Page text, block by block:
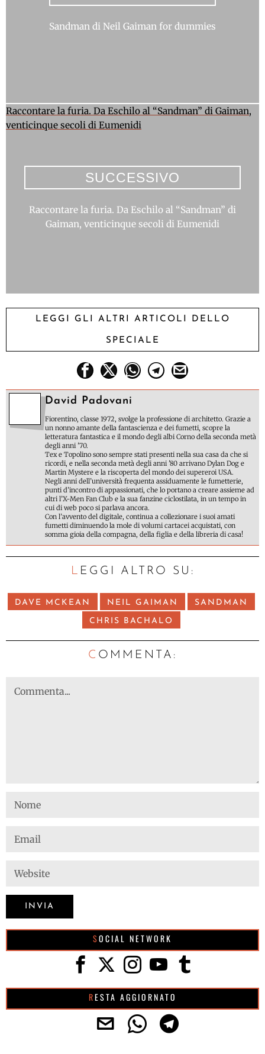
Sandman di Neil Gaiman for dummies
SUCCESSIVO
Raccontare la furia. Da Eschilo al “Sandman” di
Gaiman, venticinque secoli di Eumenidi
Raccontare la furia. Da Eschilo al “Sandman” di Gaiman,
venticinque secoli di Eumenidi
LEGGI GLI ALTRI ARTICOLI DELLO
SPECIALE
David Padovani
Fiorentino, classe 1972, svolge la professione di architetto. Grazie a
un nonno amante della fantascienza e dei fumetti, scopre la
letteratura fantastica e il mondo degli albi Corno della seconda metà
degli anni '70.
Tex e Topolino sono sempre stati presenti nella sua casa da che si
ricordi, e nella seconda metà degli anni '80 arrivano Dylan Dog e
Martin Mystere e la riscoperta del mondo dei supereroi USA.
Negli anni dell’università frequenta assiduamente le fumetterie,
punti d’incontro di appassionati, che lo portano a creare assieme ad
altri l’X-Men Fan Club e la sua fanzine ciclostilata, in un tempo in
cui di web poco si parlava ancora.
Con l’avvento del digitale, continua a collezionare i suoi amati
fumetti diminuendo la mole di volumi cartacei acquistati, con
somma gioia della compagna, della figlia e della libreria di casa!
LEGGI ALTRO SU:
DAVE MCKEAN NEIL GAIMAN SANDMAN
CHRIS BACHALO
C OMMENTA:
SOCIAL NETWORK
RESTA AGGIORNATO